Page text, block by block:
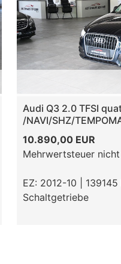
Audi Q3 2.0 TFSI
/NAVI/SHZ/
10.890,00 EUR
Mehrwertsteuer
EZ: 2012-10 | 139145
Schaltgetriebe